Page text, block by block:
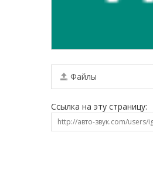
Файлы
Ссылка на эту страницу: